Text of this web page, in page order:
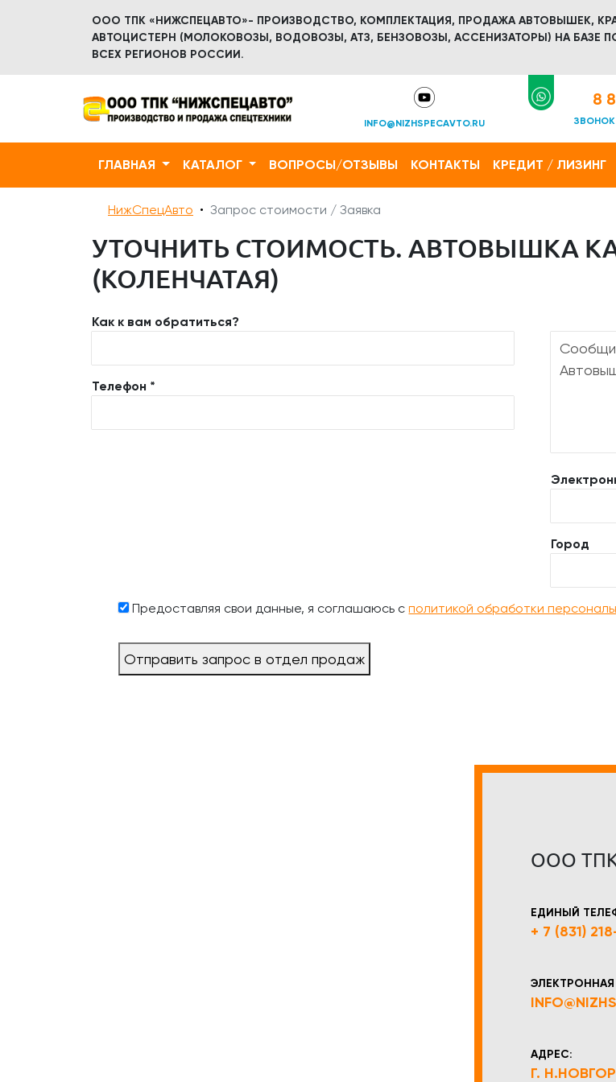
ООО ТПК «НИЖСПЕЦАВТО»- ПРОИЗВОДСТВО, КОМПЛЕКТАЦИЯ, ПРОДАЖА АВТОВЫШЕК,
АВТОЦИСТЕРН (МОЛОКОВОЗЫ, ВОДОВОЗЫ, АТЗ, БЕНЗОВОЗЫ, АССЕНИЗАТОРЫ) НА БАЗЕ
ВСЕХ РЕГИОНОВ РОССИИ.
INFO@NIZHSPECAVTO.RU
8
ГЛАВНАЯ КАТАЛОГ ВОПРОСЫ/ОТЗЫВЫ КОНТАКТЫ КРЕДИТ / ЛИЗИНГ
НижСпецАвто Запрос стоимости / Заявка
УТОЧНИТЬ СТОИМОСТЬ. АВТОВЫШКА
(КОЛЕНЧАТАЯ)
Как к вам обратиться?
Телефон *
Город
Предоставляя свои данные, я соглашаюсь сполитикой обработки
Отправить запрос в отдел продаж
ООО
ЕДИНЫЙ
+ 7 (831)
АДРЕС:
Г.